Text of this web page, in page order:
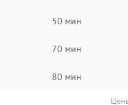
50 мин
70 мин
80 мин